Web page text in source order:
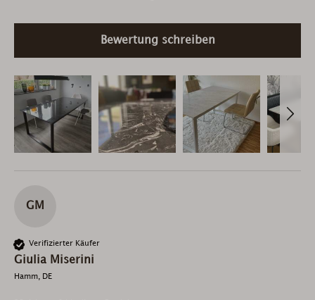
Bewertung schreiben
GM
Verifizierter Käufer
Giulia Miserini
Hamm, DE